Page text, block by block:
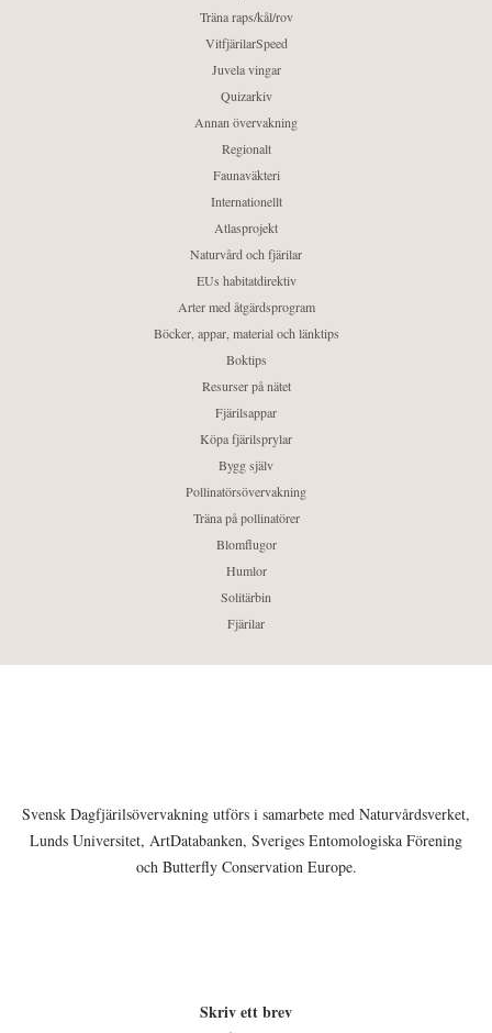
Träna raps/kål/rov
VitfjärilarSpeed
Juvela vingar
Quizarkiv
Annan övervakning
Regionalt
Faunaväkteri
Internationellt
Atlasprojekt
Naturvård och fjärilar
EUs habitatdirektiv
Arter med åtgärdsprogram
Böcker, appar, material och länktips
Boktips
Resurser på nätet
Fjärilsappar
Köpa fjärilsprylar
Bygg själv
Pollinatörsövervakning
Träna på pollinatörer
Blomflugor
Humlor
Solitärbin
Fjärilar
Svensk Dagfjärilsövervakning utförs i samarbete med Naturvårdsverket,
Lunds Universitet, ArtDatabanken, Sveriges Entomologiska Förening
och Butterfly Conservation Europe.
Skriv ett brev